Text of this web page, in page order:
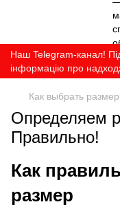
Наш Telegram-канал!
інформацію про
Как выбрать
Определяем
Правильно!
Как
размер